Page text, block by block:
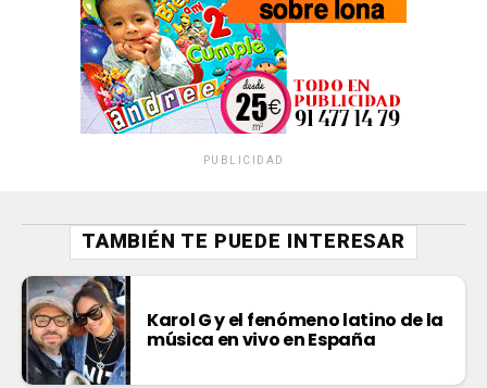
PUBLICIDAD
TAMBIÉN TE PUEDE INTERESAR
Karol G y el fenómeno latino de la
música en vivo en España